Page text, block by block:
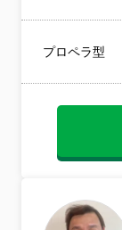
プロペラ型